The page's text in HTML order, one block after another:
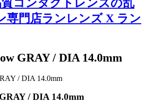
GRAY / DIA 14.0mm
/ DIA 14.0mm